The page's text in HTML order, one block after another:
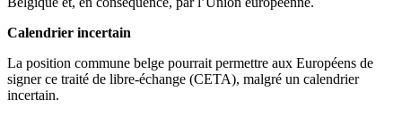
Calendrier incertain
La position commune belge pourrait permettre aux Européens de
signer ce traité de libre-échange (CETA), malgré un calendrier
incertain.